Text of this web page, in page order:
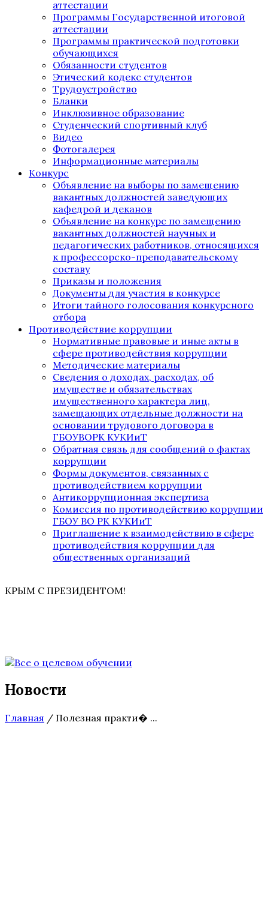
аттестации
Программы Государственной итоговой
аттестации
Программы практической подготовки
обучающихся
Обязанности студентов
Этический кодекс студентов
Трудоустройство
Бланки
Инклюзивное образование
Студенческий спортивный клуб
Видео
Фотогалерея
Информационные материалы
Конкурс
Объявление на выборы по замещению
вакантных должностей заведующих
кафедрой и деканов
Объявление на конкурс по замещению
вакантных должностей научных и
педагогических работников, относящихся
к профессорско-преподавательскому
составу
Приказы и положения
Документы для участия в конкурсе
Итоги тайного голосования конкурсного
отбора
Противодействие коррупции
Нормативные правовые и иные акты в
сфере противодействия коррупции
Методические материалы
Сведения о доходах, расходах, об
имуществе и обязательствах
имущественного характера лиц,
замещающих отдельные должности на
основании трудового договора в
ГБОУВОРК КУКИиТ
Обратная связь для сообщений о фактах
коррупции
Формы документов, связанных с
противодействием коррупции
Антикоррупционная экспертиза
Комиссия по противодействию коррупции
ГБОУ ВО РК КУКИиТ
Приглашение к взаимодействию в сфере
противодействия коррупции для
общественных организаций
КРЫМ С ПРЕЗИДЕНТОМ!
Новости
Главная / Полезная практи� ...